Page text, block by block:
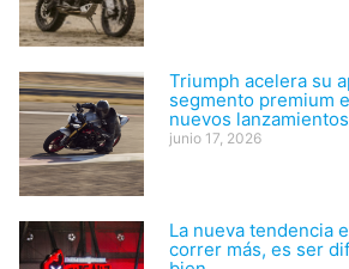
Triumph acelera su
segmento premium
nuevos lanzamientos
junio 17, 2026
La nueva tendencia
correr más, es ser